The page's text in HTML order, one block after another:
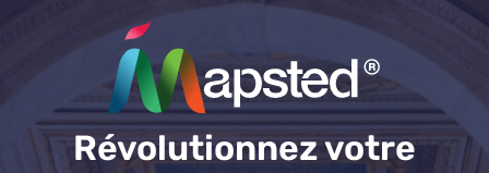
Révolutionnez votre